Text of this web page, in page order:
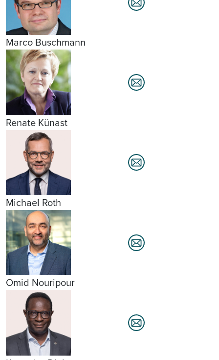
Marco Buschmann
Renate Künast
Michael Roth
Omid Nouripour